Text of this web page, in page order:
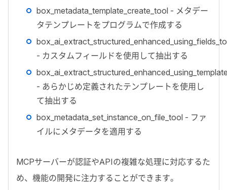
box_metadata_template_create_tool - メタデー
タテンプレートをプログラムで作成する
- カスタムフィールドを使用して抽出する
- あらかじめ定義されたテンプレートを使用し
て抽出する
box_metadata_set_instance_on_file_tool - ファ
イルにメタデータを適用する
MCPサーバーが認証やAPIの複雑な処理に対応するた
め、機能の開発に注力することができます。